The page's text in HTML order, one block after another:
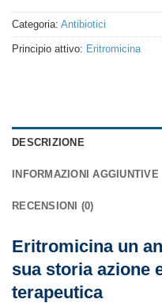
Categoria: Antibiotici
Principio attivo: Eritromicina
DESCRIZIONE
INFORMAZIONI AGGIUNTIVE
RECENSIONI (0)
Eritromicina un
sua storia azione
terapeutica